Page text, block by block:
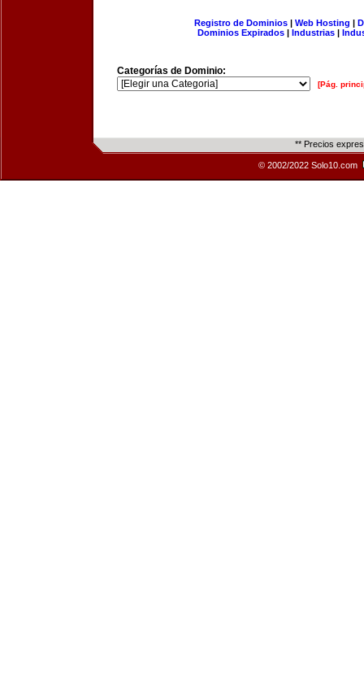
Registro de Dominios| Web Hosting |
Dominios Expirados | Industrias |
Categorías de Dominio:
[Pág.
** Precios
© 2002/2022 Solo10.com